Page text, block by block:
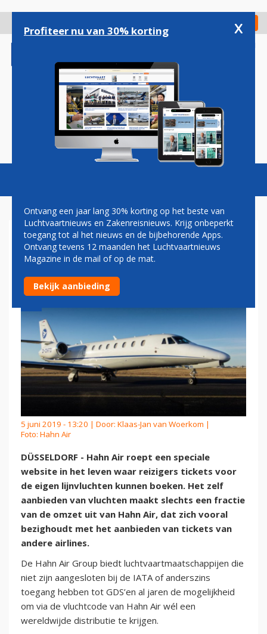
gaan
Check in
Magazine Podcasts Vacatures
HAHN AIR WIL MEER FOCUS
OP EIGEN LIJNVLUCHTEN
5 juni 2019 - 13:20 | Door: Klaas-Jan van Woerkom |
Foto: Hahn Air
DÜSSELDORF - Hahn Air roept een speciale
website in het leven waar reizigers tickets voor
de eigen lijnvluchten kunnen boeken. Het zelf
aanbieden van vluchten maakt slechts een fractie
van de omzet uit van Hahn Air, dat zich vooral
bezighoudt met het aanbieden van tickets van
andere airlines.
De Hahn Air Group biedt luchtvaartmaatschappijen die
niet zijn aangesloten bij de IATA of anderszins
toegang hebben tot GDS’en al jaren de mogelijkheid
om via de vluchtcode van Hahn Air wél een
wereldwijde distributie te krijgen.
Profiteer nu van 30% korting x
Ontvang een jaar lang 30% korting op het beste van
Luchtvaartnieuws en Zakenreisnieuws. Krijg onbeperkt
toegang tot al het nieuws en de bijbehorende Apps.
Ontvang tevens 12 maanden het Luchtvaartnieuws
Magazine in de mail of op de mat.
Bekijk aanbieding